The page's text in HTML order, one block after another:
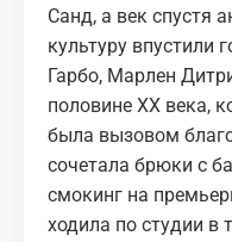
Санд, а век спустя
культуру впустили
Гарбо, Марлен
половине XX века,
была вызовом
сочетала брюки с
смокинг на
ходила по студии в